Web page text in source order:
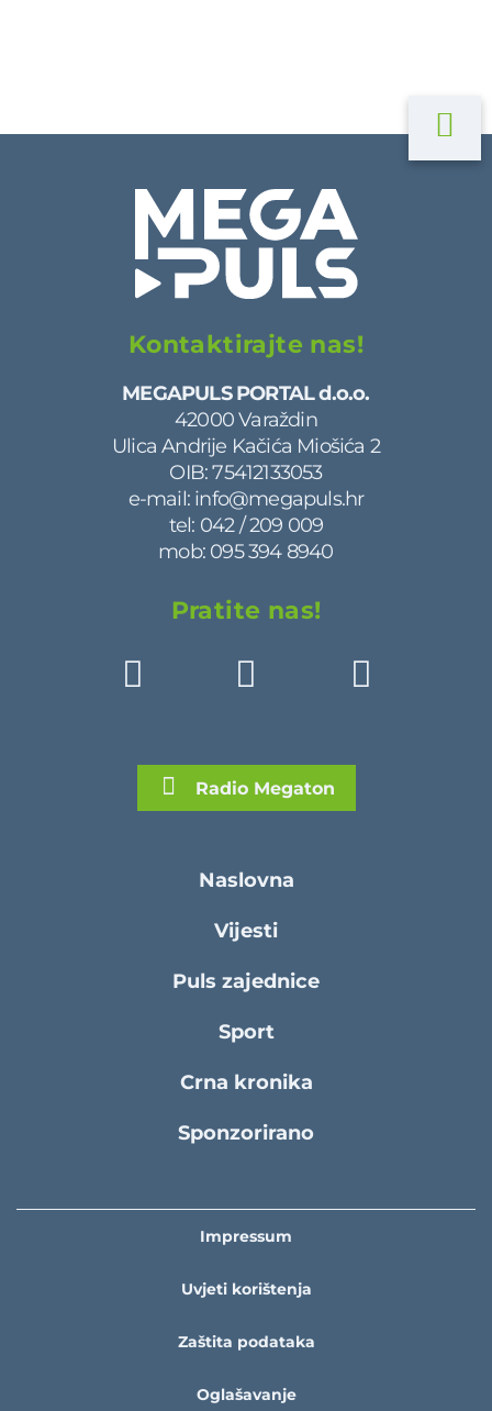
Kontaktirajte nas!
MEGAPULS PORTAL d.o.o.
42000 Varaždin
Ulica Andrije Kačića Miošića 2
OIB: 75412133053
e-mail: info@megapuls.hr
tel: 042 / 209 009
mob: 095 394 8940
Pratite nas!
Radio Megaton
Naslovna
Vijesti
Puls zajednice
Sport
Crna kronika
Sponzorirano
Impressum
Uvjeti korištenja
Zaštita podataka
Oglašavanje